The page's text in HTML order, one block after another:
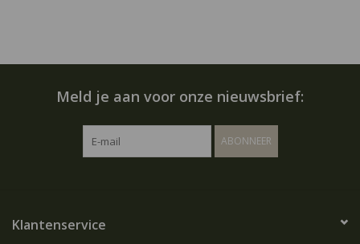
Meld je aan voor onze nieuwsbrief:
ABONNEER
Klantenservice